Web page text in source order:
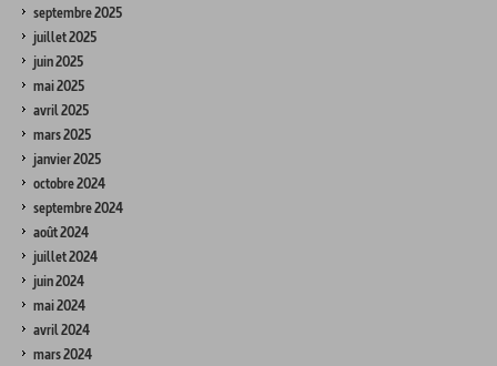
septembre 2025
juillet 2025
juin 2025
mai 2025
avril 2025
mars 2025
janvier 2025
octobre 2024
septembre 2024
août 2024
juillet 2024
juin 2024
mai 2024
avril 2024
mars 2024